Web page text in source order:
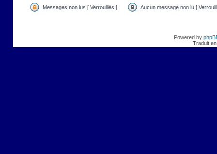
Messages non lus [ Verrouillés ] Aucun message non lu [
Powered by
Traduit